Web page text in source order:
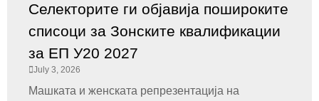
Селекторите ги објавија пошироките
списоци за Зонските квалификации
за ЕП У20 2027
July 3, 2026
Машката и женската репрезентација на